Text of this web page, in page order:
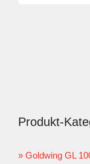
Produkt-
Goldwing GL